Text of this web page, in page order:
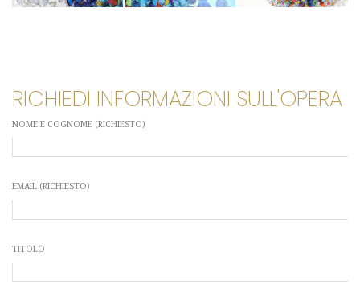
RICHIEDI INFORMAZIONI SULL'OPERA
NOME E COGNOME (RICHIESTO)
EMAIL (RICHIESTO)
TITOLO